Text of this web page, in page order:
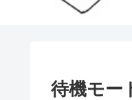
待機モー